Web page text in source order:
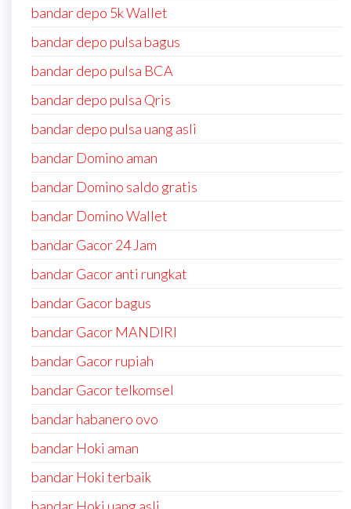
bandar depo 5k Wallet
bandar depo pulsa bagus
bandar depo pulsa BCA
bandar depo pulsa Qris
bandar depo pulsa uang asli
bandar Domino aman
bandar Domino saldo gratis
bandar Domino Wallet
bandar Gacor 24 Jam
bandar Gacor anti rungkat
bandar Gacor bagus
bandar Gacor MANDIRI
bandar Gacor rupiah
bandar Gacor telkomsel
bandar habanero ovo
bandar Hoki aman
bandar Hoki terbaik